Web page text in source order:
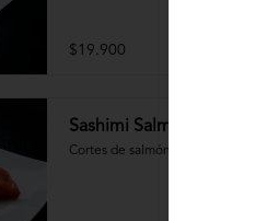
$19.900
Sashimi Salmón 9 Cortes
Cortes de salmón fresco.